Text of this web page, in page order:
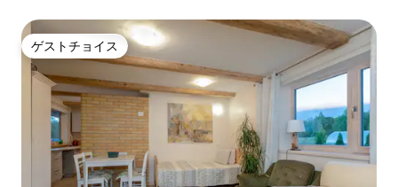
ゲストチョイス
ゲストチョイス